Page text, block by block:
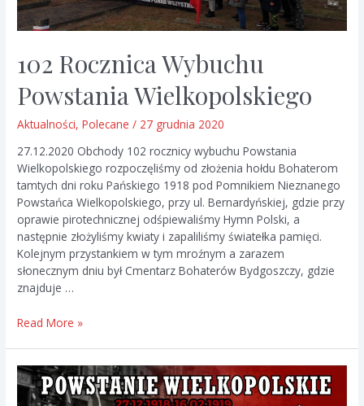
102 Rocznica Wybuchu
Powstania Wielkopolskiego
Aktualności,Polecane / 27 grudnia 2020
27.12.2020 Obchody 102 rocznicy wybuchu Powstania
Wielkopolskiego rozpoczęliśmy od złożenia hołdu Bohaterom
tamtych dni roku Pańskiego 1918 pod Pomnikiem Nieznanego
Powstańca Wielkopolskiego, przy ul. Bernardyńskiej, gdzie przy
oprawie pirotechnicznej odśpiewaliśmy Hymn Polski, a
następnie złożyliśmy kwiaty i zapaliliśmy światełka pamięci.
Kolejnym przystankiem w tym mroźnym a zarazem
słonecznym dniu był Cmentarz Bohaterów Bydgoszczy, gdzie
znajduje …
102
Powstania
Wielkopolskiego
Read More »